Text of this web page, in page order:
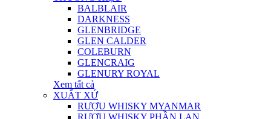
BALBLAIR
DARKNESS
GLENBRIDGE
GLEN CALDER
COLEBURN
GLENCRAIG
GLENURY ROYAL
Xem tất cả
XUẤT XỨ
RƯỢU WHISKY MYANMAR
RƯỢU WHISKY PHẦN LAN